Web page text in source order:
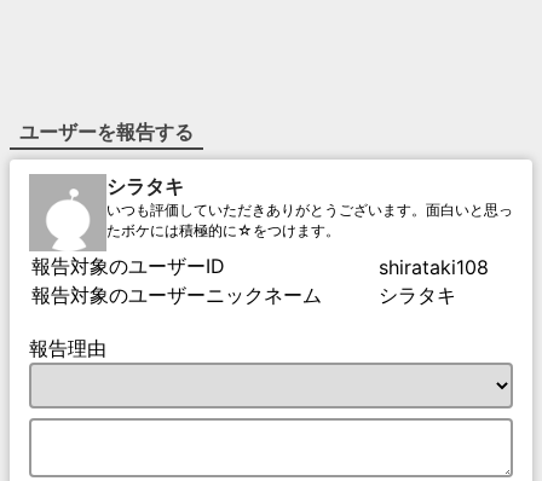
ユーザーを報告する
シラタキ
いつも評価していただきありがとうございます。面白いと思っ
たボケには積極的に☆をつけます。
報告対象のユーザーID
shirataki108
報告対象のユーザーニックネーム
シラタキ
報告理由